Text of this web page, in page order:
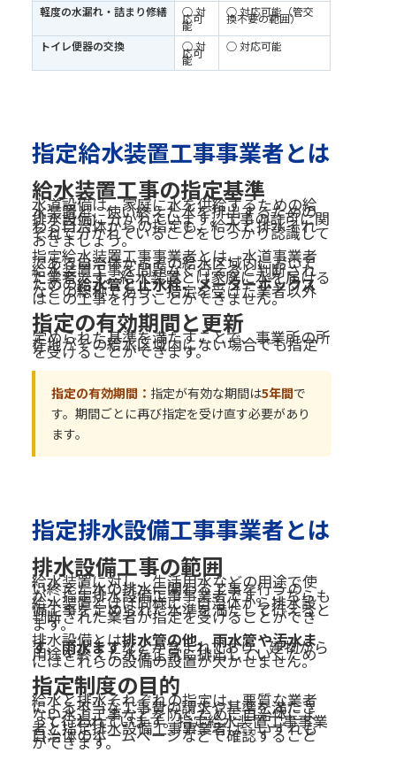
軽度の水漏れ・詰まり修繕 ○ 対
応可
能
○ 対応可能（管交
換不要の範囲）
トイレ便器の交換
○ 対
応可
能
○ 対応可能
指定給水装置工事事業者とは
給水装置工事の指定基準
水道設備は、家庭に水を供給するための給
水装置と、使い終えた水を排出するための
排水設備に分かれています。工事の許可に関
わる自治体からの指定も、給水と排水それ
ぞれで分かれていることをしっかり認識して
おきましょう。
指定給水装置工事事業者とは、水道事業者
である自治体からその給水区域内において
給水装置工事を問題なく行えると判断され
た業者です。給水装置とは家庭に水を届ける
ための給水管と止水栓、メーターボックス
などの総称であり、指定を受けた業者以外
はこの工事を行うことができません。
指定の有効期間と更新
定められた基準を満たすことで、事業所の所
在地がその給水区域内にない場合でも指定
を受けることができます。
指定の有効期間： 指定が有効な期間は5年間で
す。期間ごとに再び指定を受け直す必要があり
ます。
指定排水設備工事事業者とは
排水設備工事の範囲
給水装置に対し、生活用水などの用途で使
い終えた水の排水に関わる工事を行うの
が、指定排水設備工事事業者です。こちらも
給水装置とほぼ同様に、自治体から排水設
備工事を定められた水準を満たして行えると
判断された業者が指定を受けることができ
ます。
排水設備とは排水管の他、雨水管や汚水ま
す、雨水ますなどが含まれており、建物から
用途を終えた水を正常に排出していくため
にはこれらの設備の設置が欠かせません。
指定制度の目的
給水と排水それぞれの指定は、悪質な業者
による不当な工事費の請求や基準を満たさ
ない水道工事などを防ぐために自治体によ
って行われています。指定給水装置工事事業
者と指定排水設備工事事業者は、いずれも
自治体のホームページなどで確認すること
ができます。